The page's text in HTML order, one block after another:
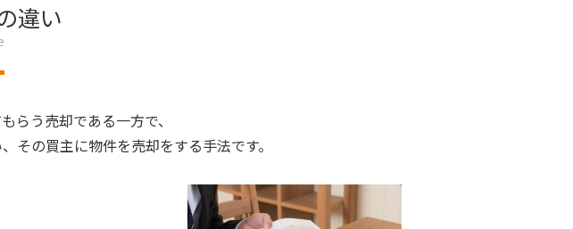
違い
らう売却である一方で、
その買主に物件を売却をする手法です。